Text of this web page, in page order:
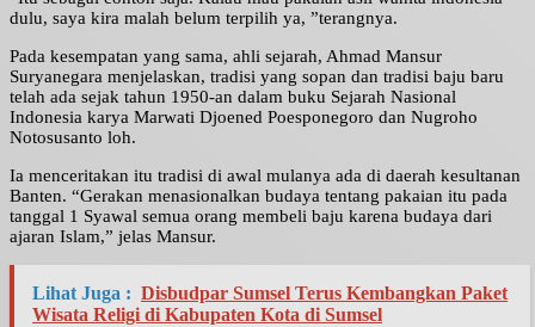
dulu, saya kira malah belum terpilih ya, ”terangnya.
Pada kesempatan yang sama, ahli sejarah, Ahmad Mansur
Suryanegara menjelaskan, tradisi yang sopan dan tradisi baju baru
telah ada sejak tahun 1950-an dalam buku Sejarah Nasional
Indonesia karya Marwati Djoened Poesponegoro dan Nugroho
Notosusanto loh.
Ia menceritakan itu tradisi di awal mulanya ada di daerah kesultanan
Banten. “Gerakan menasionalkan budaya tentang pakaian itu pada
tanggal 1 Syawal semua orang membeli baju karena budaya dari
ajaran Islam,” jelas Mansur.
Lihat Juga : Disbudpar Sumsel Terus Kembangkan Paket
Wisata Religi di Kabupaten Kota di Sumsel